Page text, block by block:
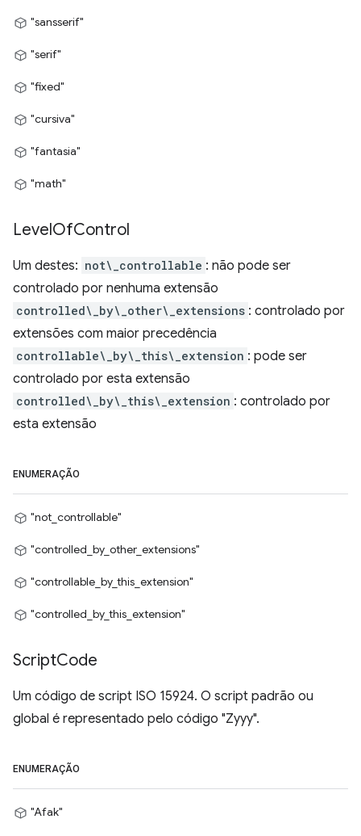
"sansserif"
"serif"
"fixed"
"cursiva"
"fantasia"
"math"
LevelOfControl
Um destes: not\_controllable : não pode ser
controlado por nenhuma extensão
controlled\_by\_other\_extensions : controlado por
extensões com maior precedência
controllable\_by\_this\_extension : pode ser
controlado por esta extensão
controlled\_by\_this\_extension : controlado por
esta extensão
ENUMERAÇÃO
"not_controllable"
"controlled_by_other_extensions"
"controllable_by_this_extension"
"controlled_by_this_extension"
ScriptCode
Um código de script ISO 15924. O script padrão ou
global é representado pelo código "Zyyy".
ENUMERAÇÃO
"Afak"